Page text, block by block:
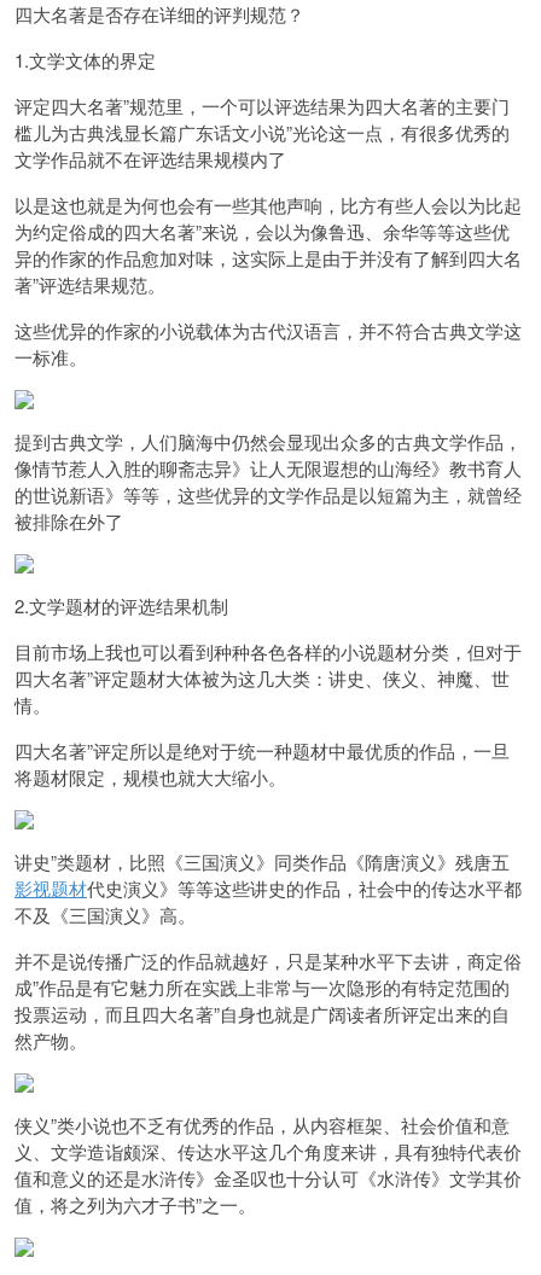
四大名著是否存在详细的评判规范？
1.文学文体的界定
评定四大名著”规范里，一个可以评选结果为四大名著的主要门
槛儿为古典浅显长篇广东话文小说”光论这一点，有很多优秀的
文学作品就不在评选结果规模内了
以是这也就是为何也会有一些其他声响，比方有些人会以为比起
为约定俗成的四大名著”来说，会以为像鲁迅、余华等等这些优
异的作家的作品愈加对味， 这实际上是由于并没有了解到四大名
著”评选结果规范。
这些优异的作家的小说载体为古代汉语言，并不符合古典文学这
一标准。
提到古典文学，人们脑海中仍然会显现出众多的古典文学作品，
像情节惹人入胜的聊斋志异》让人无限遐想的山海经》教书育人
的世说新语》等等， 这些优异的文学作品是以短篇为主，就曾经
被排除在外了
2.文学题材的评选结果机制
目前市场上我也可以看到种种各色各样的小说题材分类，但对于
四大名著”评定题材大体被为这几大类： 讲史、侠义、神魔、世
情。
四大名著”评定所以是绝对于统一种题材中最优质的作品，一旦
将题材限定，规模也就大大缩小。
讲史”类题材， 比照《三国演义》同类作品《隋唐演义》残唐五
影视题材代史演义》等等这些讲史的作品， 社会中的传达水平都
不及《三国演义》高。
并不是说传播广泛的作品就越好，只是某种水平下去讲， 商定俗
成”作品是有它魅力所在实践上非常与一次隐形的有特定范围的
投票运动，而且四大名著”自身也就是广阔读者所评定出来的自
然产物。
侠义”类小说也不乏有优秀的作品， 从内容框架、社会价值和意
义、文学造诣颇深、传达水平这几个角度来讲， 具有独特代表价
值和意义的还是水浒传》金圣叹也十分认可《水浒传》文学其价
值，将之列为六才子书”之一。